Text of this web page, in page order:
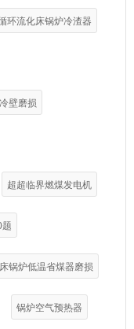
环流化床锅炉冷渣器
壁磨损
超超临界燃煤发电机
锅炉低温省煤器磨损
锅炉空气预热器